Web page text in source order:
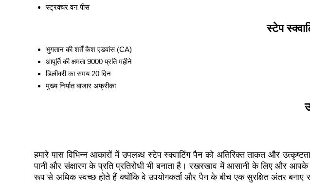
स्ट्रक्चर वन पीस
स्टेप
भुगतान की शर्तें कैश एडवांस (CA)
आपूर्ति की क्षमता 9000 प्रति महीने
डिलीवरी का समय 20 दिन
मुख्य निर्यात बाजार अफ्रीका
हमारे पास विभिन्न आकारों में उपलब्ध स्टेप स्क्वाटिंग पैन को अतिरिक्त ताकत और
पानी और संक्षारण के प्रति प्रतिरोधी भी बनाता है। रखरखाव में आसानी के लिए और
रूप से अधिक स्वच्छ होते हैं क्योंकि वे उपयोगकर्ता और पैन के बीच एक सुरक्षित अंतर